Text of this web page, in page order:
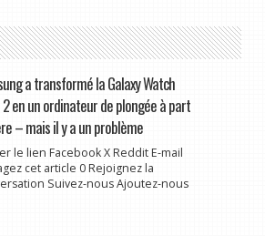
a transformé la Galaxy Watch
en un ordinateur de plongée à part
– mais il y a un problème
le lien Facebook X Reddit E-mail
cet article 0 Rejoignez la
Suivez-nous Ajoutez-nous